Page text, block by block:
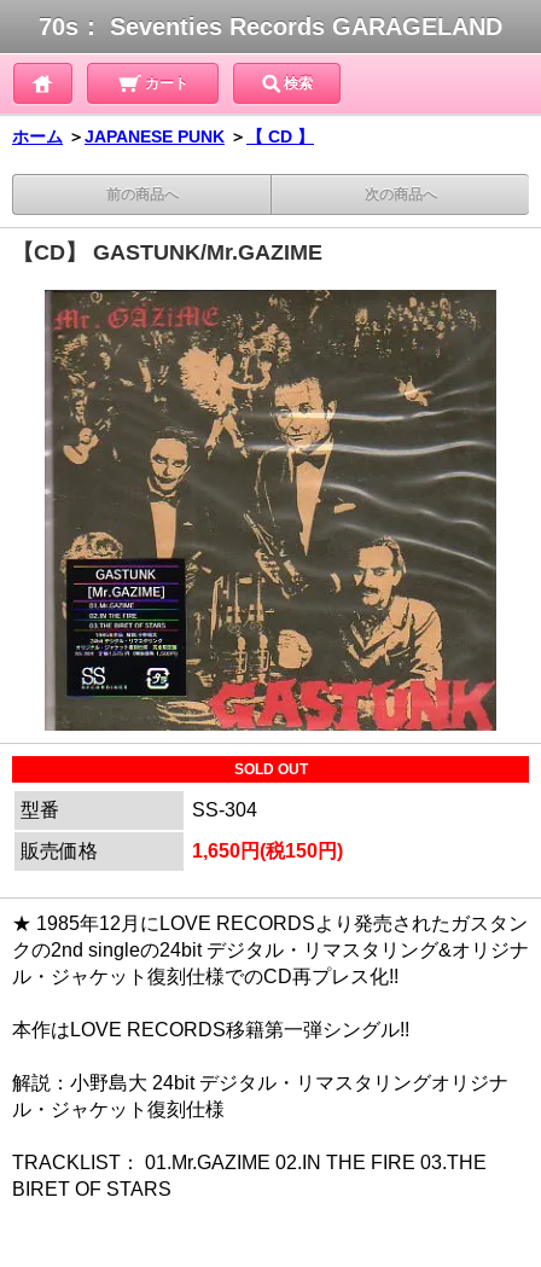
70s： Seventies Records GARAGELAND
カート 検索
ホーム ＞JAPANESE PUNK ＞ 【 CD 】
前の商品へ 次の商品へ
【CD】 GASTUNK/Mr.GAZIME
SOLD OUT
型番
SS-304
販売価格
1,650円(税150円)
★ 1985年12月にLOVE RECORDSより発売された ガスタン
クの2nd singleの24bit デジタル・リマスタリング&オリジナ
ル・ジャケット復刻仕様でのCD再プレス化!!
本作はLOVE RECORDS移籍第一弾シングル!!
解説：小野島大 24bit デジタル・リマスタリングオリジナ
ル・ジャケット復刻仕様
TRACKLIST： 01.Mr.GAZIME 02.IN THE FIRE 03.THE
BIRET OF STARS